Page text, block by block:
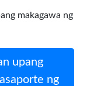
makagawa ng
upang
ng